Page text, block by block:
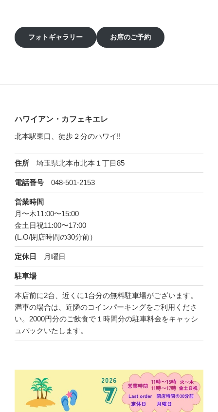
フォトギャラリー お席のご予約
ハワイアン・カフェキエレ
北本駅東口、徒歩２分のハワイ!!
住所 埼玉県北本市北本１丁目85
電話番号 048-501-2153
営業時間
月〜木11:00〜15:00
金土日祝11:00〜17:00
(L.O/閉店時間の30分前）
定休日 月曜日
駐車場
本店前に2台、近くに1台分の無料駐車場がございます。
満車の場合は、近隣のコインパーキングをご利用くださ
い。2000円分のご飲食で１時間分の駐車料金をキャッシ
ュバックいたします。